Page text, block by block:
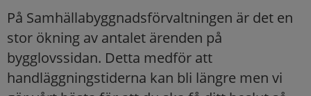
På Samhällabyggnadsförvaltningen är det en
stor ökning av antalet ärenden på
bygglovssidan. Detta medför att
handläggningstiderna kan bli längre men vi